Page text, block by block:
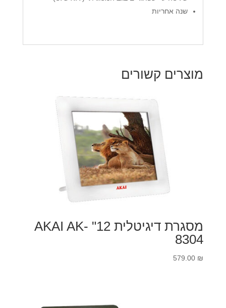
שנה אחריות
מוצרים קשורים
מסגרת דיגיטלית 12" AKAI AK-
8304
579.00 ₪